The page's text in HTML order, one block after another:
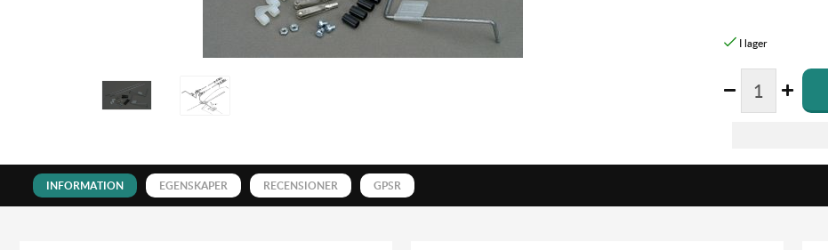
INFORMATION EGENSKAPER RECENSIONER GPSR